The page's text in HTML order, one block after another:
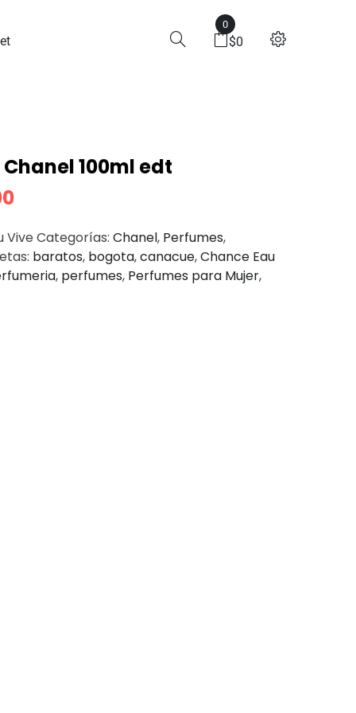
0
$0
Edt
100ml edt
Vive Categorías: Chanel, Perfumes,
baratos, bogota,canacue,Chance Eau
, perfumes, Perfumes para Mujer,